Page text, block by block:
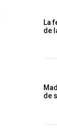
La
de
de